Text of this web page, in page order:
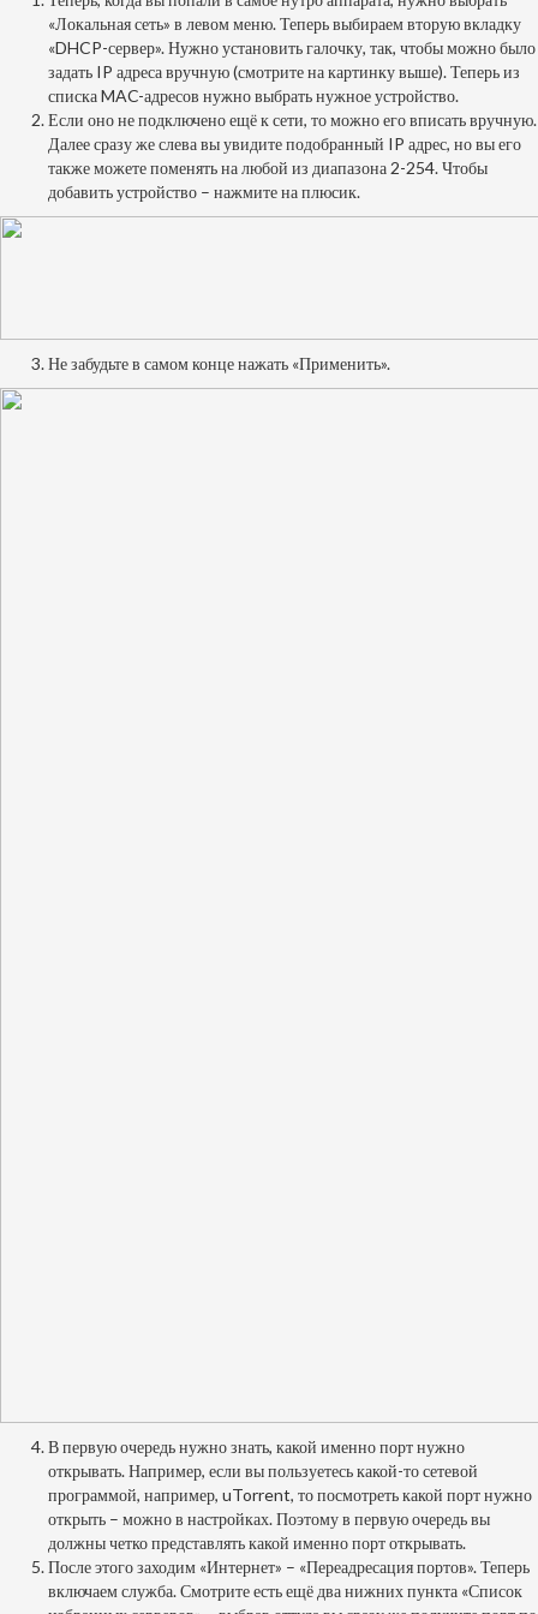
«Локальная сеть» в левом меню. Теперь выбираем вторую вкладку
«DHCP-сервер». Нужно установить галочку, так, чтобы можно было
задать IP адреса вручную (смотрите на картинку выше). Теперь из
списка MAC-адресов нужно выбрать нужное устройство.
Если оно не подключено ещё к сети, то можно его вписать вручную.
Далее сразу же слева вы увидите подобранный IP адрес, но вы его
также можете поменять на любой из диапазона 2-254. Чтобы
добавить устройство – нажмите на плюсик.
Не забудьте в самом конце нажать «Применить».
В первую очередь нужно знать, какой именно порт нужно
открывать. Например, если вы пользуетесь какой-то сетевой
программой, например, uTorrent, то посмотреть какой порт нужно
открыть – можно в настройках. Поэтому в первую очередь вы
должны четко представлять какой именно порт открывать.
После этого заходим «Интернет» – «Переадресация портов». Теперь
включаем служба. Смотрите есть ещё два нижних пункта «Список